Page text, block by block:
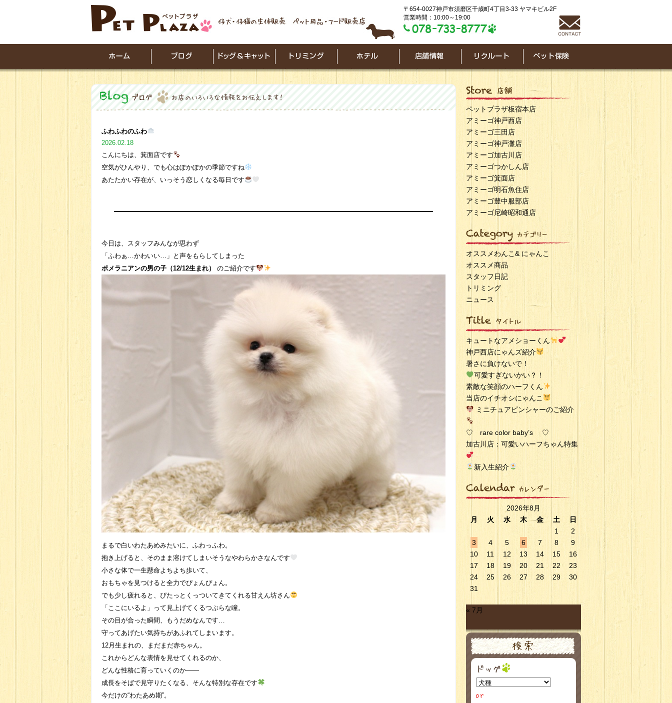
〒654-0027神戸市須磨区千歳町4丁目3-33 ヤマキビル2F
営業時間：10:00～19:00
ふわふわのふわ
2026.02.18
こんにちは、箕面店です
空気がひんやり、でも心はぽかぽかの季節ですね
あたたかい存在が、いっそう恋しくなる毎日です
今日は、スタッフみんなが思わず
「ふわぁ…かわいい…」と声をもらしてしまった
ポメラニアンの男の子（12/12生まれ）
のご紹介です
まるで白いわたあめみたいに、ふわっふわ。
抱き上げると、そのまま溶けてしまいそうなやわらかさなんです
小さな体で一生懸命よちよち歩いて、
おもちゃを見つけると全力でぴょんぴょん。
でも少し疲れると、ぴたっとくっついてきてくれる甘えん坊さん
「ここにいるよ」って見上げてくるつぶらな瞳。
その目が合った瞬間、もうだめなんです…
守ってあげたい気持ちがあふれてしまいます。
12月生まれの、まだまだ赤ちゃん。
これからどんな表情を見せてくれるのか、
どんな性格に育っていくのか――
成長をそばで見守りたくなる、そんな特別な存在です
今だけの“わたあめ期”。
ペットプラザ板宿本店
アミーゴ神戸西店
アミーゴ三田店
アミーゴ神戸灘店
アミーゴ加古川店
アミーゴつかしん店
アミーゴ箕面店
アミーゴ明石魚住店
アミーゴ豊中服部店
アミーゴ尼崎昭和通店
オススメわんこ& にゃんこ
オススメ商品
スタッフ日記
トリミング
ニュース
キュートなアメショーくん
神戸西店にゃんズ紹介
暑さに負けないで！
可愛すぎないかい？！
素敵な笑顔のハーフくん
当店のイチオシにゃんこ
ミニチュアピンシャーのご紹介
♡ rare color baby’s ♡
加古川店：可愛いハーフちゃん特集
新入生紹介
2026年8月
月
火 水 木 金 土
日
1
2
3
4 5 6 7 8
9
10
11 12 13 14 15
16
17
18 19 20 21 22
23
24
25 26 27 28 29
30
31
« 7月